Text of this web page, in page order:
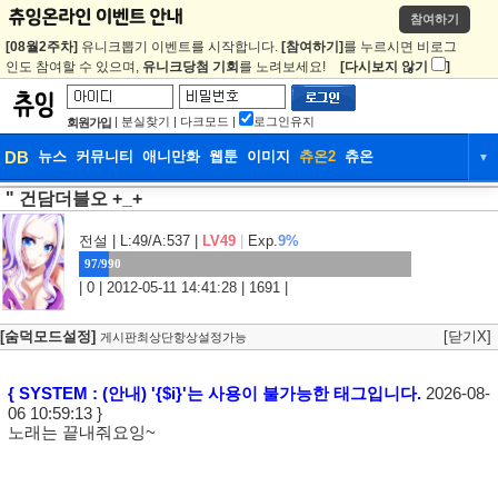
참여하기
[08월2주차] 유니크뽑기 이벤트를 시작합니다. [참여하기] 를 누르시면 비로그
인도 참여할 수 있으며, 유니크당첨 기회 를 노려보세요! [다시보지 않기 ]
회원가입 | 분실찾기 | 다크모드 | 로그인유지
DB 뉴스 커뮤니티 애니만화 웹툰 이미지 츄온2 츄온 ▼
DB
웹툰 이미지 츄온2
" 건담더블오 +_+
전설 | L:49/A:537 | LV49 Exp.9%
97/990
| 0 | 2012-05-11 14:41:28 | 1691 |
[숨덕모드설정] 게시판최상단항상설정가능 [닫기X]
{ SYSTEM : (안내) '{$i}'는 사용이 불가능한 태그입니다.2026-08-
06 10:59:13 }
노래는 끝내줘요잉~